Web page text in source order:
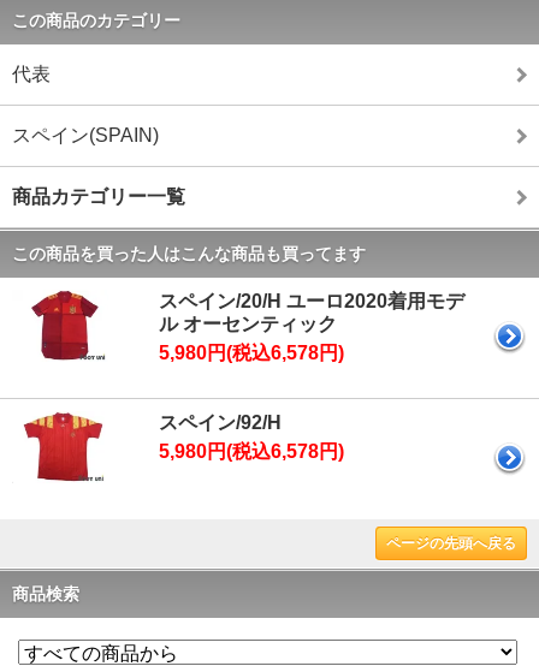
この商品のカテゴリー
代表
スペイン(SPAIN)
商品カテゴリー一覧
この商品を買った人はこんな商品も買ってます
スペイン/20/H ユーロ2020着用モデ
ル オーセンティック
5,980円(税込6,578円)
スペイン/92/H
5,980円(税込6,578円)
ページの先頭へ戻る
商品検索